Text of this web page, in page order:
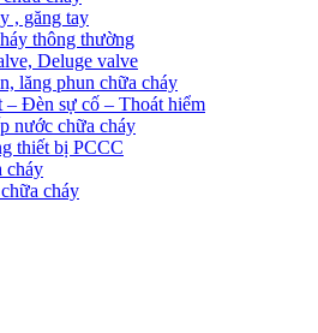
, găng tay
thông thường
Deluge valve
lăng phun chữa cháy
Đèn sự cố – Thoát hiểm
nước chữa cháy
thiết bị PCCC
cháy
cháy